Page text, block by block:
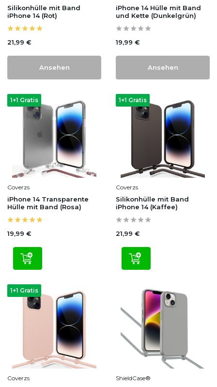
Silikonhülle mit Band
iPhone 14 (Rot)
21,99 €
Ansehen
iPhone 14 Hülle mit Band
und Kette (Dunkelgrün)
19,99 €
Ansehen
1+1 Gratis
Coverzs
iPhone 14 Transparente
Hülle mit Band (Rosa)
19,99 €
1+1 Gratis
Coverzs
Silikonhülle mit Band
iPhone 14 (Kaffee)
21,99 €
1+1 Gratis
Coverzs ShieldCase®